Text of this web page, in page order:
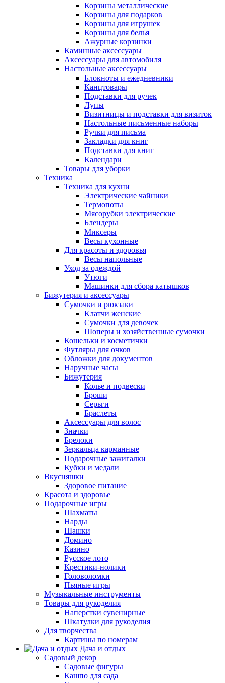
Корзины металлические
Корзины для подарков
Корзины для игрушек
Корзины для белья
Ажурные корзинки
Каминные аксессуары
Аксессуары для автомобиля
Настольные аксессуары
Блокноты и ежедневники
Канцтовары
Подставки для ручек
Лупы
Визитницы и подставки для визиток
Настольные письменные наборы
Ручки для письма
Закладки для книг
Подставки для книг
Календари
Товары для уборки
Техника
Техника для кухни
Электрические чайники
Термопоты
Мясорубки электрические
Блендеры
Миксеры
Весы кухонные
Для красоты и здоровья
Весы напольные
Уход за одеждой
Утюги
Машинки для сбора катышков
Бижутерия и аксессуары
Сумочки и рюкзаки
Клатчи женские
Сумочки для девочек
Шоперы и хозяйственные сумочки
Кошельки и косметички
Футляры для очков
Обложки для документов
Наручные часы
Бижутерия
Колье и подвески
Броши
Серьги
Браслеты
Аксессуары для волос
Значки
Брелоки
Зеркальца карманные
Подарочные зажигалки
Кубки и медали
Вкусняшки
Здоровое питание
Красота и здоровье
Подарочные игры
Шахматы
Нарды
Шашки
Домино
Казино
Русское лото
Крестики-нолики
Головоломки
Пьяные игры
Музыкальные инструменты
Товары для рукоделия
Наперстки сувенирные
Шкатулки для рукоделия
Для творчества
Картины по номерам
Дача и отдых
Садовый декор
Садовые фигуры
Кашпо для сада